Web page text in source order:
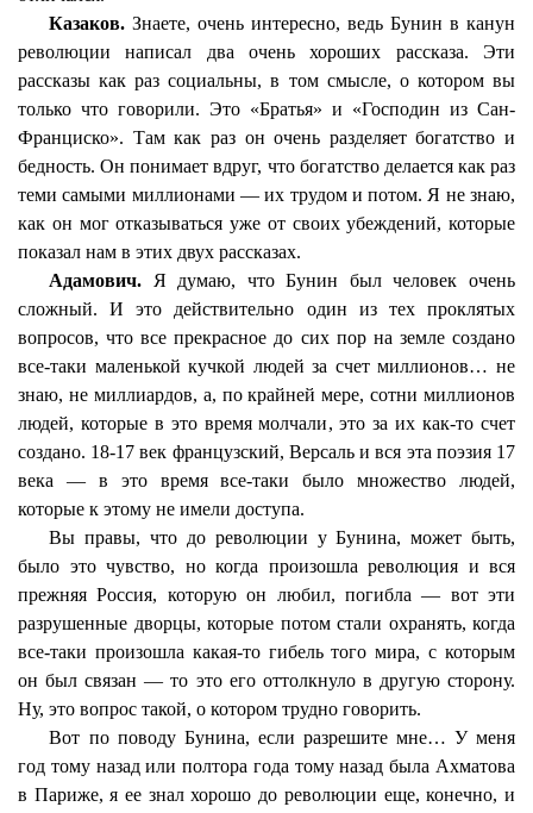
Казаков. Знаете, очень интересно, ведь Бунин в канун
революции написал два очень хороших рассказа. Эти
рассказы как раз социальны, в том смысле, о котором вы
только что говорили. Это «Братья» и «Господин из Сан-
Франциско». Там как раз он очень разделяет богатство и
бедность. Он понимает вдруг, что богатство делается как раз
теми самыми миллионами — их трудом и потом. Я не знаю,
как он мог отказываться уже от своих убеждений, которые
показал нам в этих двух рассказах.
Адамович. Я думаю, что Бунин был человек очень
сложный. И это действительно один из тех проклятых
вопросов, что все прекрасное до сих пор на земле создано
все-таки маленькой кучкой людей за счет миллионов… не
знаю, не миллиардов, а, по крайней мере, сотни миллионов
людей, которые в это время молчали, это за их как-то счет
создано. 18-17 век французский, Версаль и вся эта поэзия 17
века — в это время все-таки было множество людей,
которые к этому не имели доступа.
Вы правы, что до революции у Бунина, может быть,
было это чувство, но когда произошла революция и вся
прежняя Россия, которую он любил, погибла — вот эти
разрушенные дворцы, которые потом стали охранять, когда
все-таки произошла какая-то гибель того мира, с которым
он был связан — то это его оттолкнуло в другую сторону.
Ну, это вопрос такой, о котором трудно говорить.
Вот по поводу Бунина, если разрешите мне… У меня
год тому назад или полтора года тому назад была Ахматова
в Париже, я ее знал хорошо до революции еще, конечно, и